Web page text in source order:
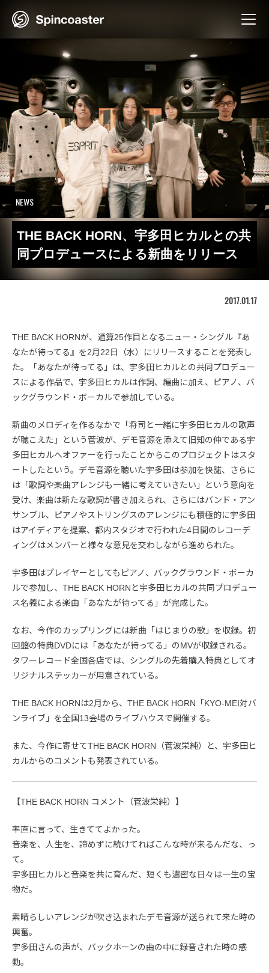
NEWS
THE BACK HORN、宇多田ヒカルとの共
同プロデュースによる新曲をリリース
2017.01.17
THE BACK HORNが、通算25作目となるニュー・シングル『あ
なたが待ってる』を2月22日（水）にリリースすることを発表し
た。「あなたが待ってる」は、宇多田ヒカルとの共同プロデュー
スによる作品で、宇多田ヒカルは作詞、編曲に加え、ピアノ、バ
ックグラウンド・ボーカルで参加している。
新曲のメロディを作るなかで「将司と一緒に宇多田ヒカルの歌声
が聴こえた」という菅波が、デモ音源を添えて旧知の仲である宇
多田ヒカルへオファーを行ったことからこのプロジェクトはスタ
ートしたという。デモ音源を聴いた宇多田は参加を快諾、さらに
は「歌詞や楽曲アレンジも一緒に考えていきたい」という意向を
受け、楽曲は新たな歌詞が書き加えられ、さらにはバンド・アン
サンブル、ピアノやストリングスのアレンジにも積極的に宇多田
はアイディアを提案、都内スタジオで行われた4日間のレコーデ
ィングはメンバーと様々な意見を交わしながら進められた。
宇多田はプレイヤーとしてもピアノ、バックグラウンド・ボーカ
ルで参加し、THE BACK HORNと宇多田ヒカルの共同プロデュー
ス名義による楽曲「あなたが待ってる」が完成した。
なお、今作のカップリングには新曲「はじまりの歌」を収録。初
回盤の特典DVDには「あなたが待ってる」のMVが収録される。
タワーレコード全国各店では、シングルの先着購入特典としてオ
リジナルステッカーが用意されている。
THE BACK HORNは2月から、THE BACK HORN「KYO-MEI対バ
ンライブ」を全国13会場のライブハウスで開催する。
また、今作に寄せてTHE BACK HORN（菅波栄純）と、宇多田ヒ
カルからのコメントも発表されている。
【THE BACK HORN コメント（菅波栄純）】
率直に言って、生きててよかった。
音楽を、人生を、諦めずに続けてればこんな時が来るんだな、っ
て。
宇多田ヒカルと音楽を共に育んだ、短くも濃密な日々は一生の宝
物だ。
素晴らしいアレンジが吹き込まれたデモ音源が送られて来た時の
興奮。
宇多田さんの声が、バックホーンの曲の中に録音された時の感
動。